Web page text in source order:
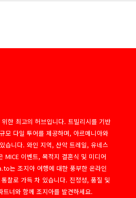
한 최고의 허브입니다. 트빌리시를 기반
모 다일 투어를 제공하며, 아르메니아와
습니다. 와인 지역, 산악 트레일, 유네스
MICE 이벤트, 목적지 결혼식 및 미디어
는 조지아 여행에 대한 풍부한 온라인
찰로 가득 차 있습니다. 진정성, 품질 및
너와 함께 조지아를 발견하세요.